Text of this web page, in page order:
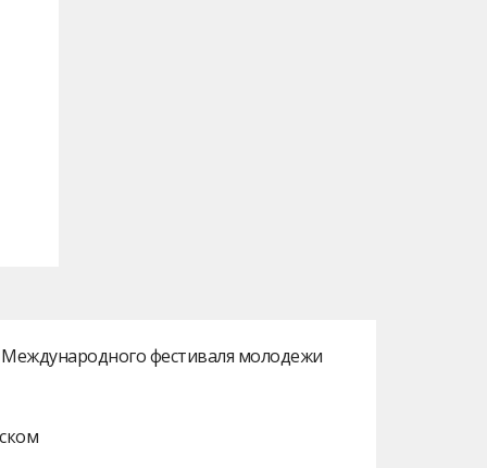
Международного фестиваля молодежи